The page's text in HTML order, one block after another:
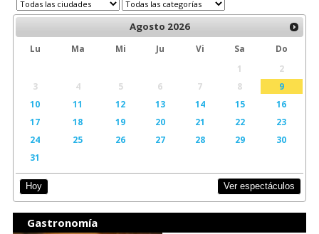
Agosto 2026
Lu Ma Mi Ju Vi Sa
Do
1
2
3
4 5 6 7 8
9
10
11 12 13 14 15
16
17
18 19 20 21 22
23
24
25 26 27 28 29
30
31
Hoy Ver espectáculos
Gastronomía